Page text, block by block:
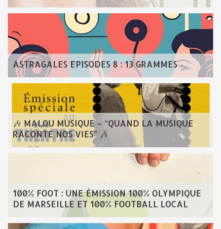
ASTRAGALES EPISODES 8 : 13 GRAMMES
🎶 MALOU MUSIQUE – “QUAND LA MUSIQUE
RACONTE NOS VIES” 🎶
100% FOOT : UNE ÉMISSION 100% OLYMPIQUE
DE MARSEILLE ET 100% FOOTBALL LOCAL